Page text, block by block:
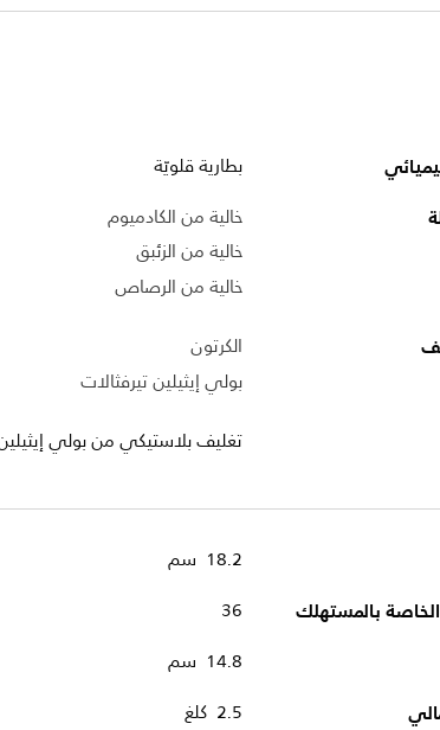
بطارية قلويّة
خالية من الكادميوم
خالية من الزئبق
خالية من الرصاص
الكرتون
بولي إيثيلين تيرفثالات
تغليف بلاستيكي من بولي
18.2 سم
بالمستهلك 36
14.8 سم
2.5 كلغ